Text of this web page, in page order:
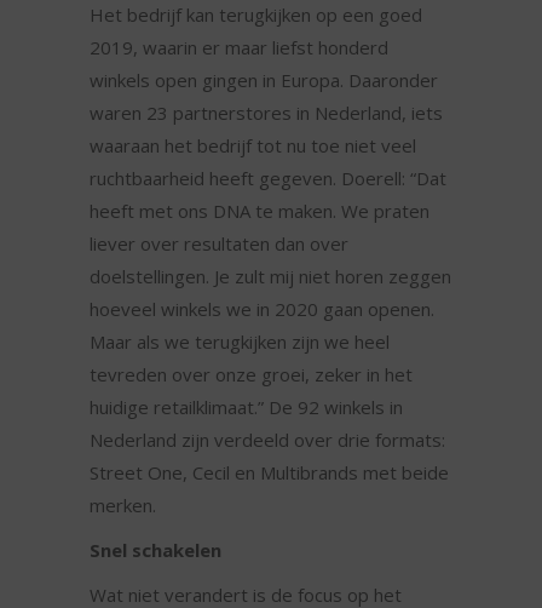
Het bedrijf kan terugkijken op een goed
2019, waarin er maar liefst honderd
winkels open gingen in Europa. Daaronder
waren 23 partnerstores in Nederland, iets
waaraan het bedrijf tot nu toe niet veel
ruchtbaarheid heeft gegeven. Doerell: “Dat
heeft met ons DNA te maken. We praten
liever over resultaten dan over
doelstellingen. Je zult mij niet horen zeggen
hoeveel winkels we in 2020 gaan openen.
Maar als we terugkijken zijn we heel
tevreden over onze groei, zeker in het
huidige retailklimaat.” De 92 winkels in
Nederland zijn verdeeld over drie formats:
Street One, Cecil en Multibrands met beide
merken.
Snel schakelen
Wat niet verandert is de focus op het